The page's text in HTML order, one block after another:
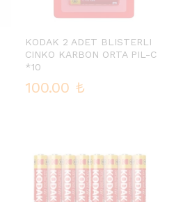
KODAK 2 ADET BLISTERLI
CINKO KARBON ORTA PIL-C
*10
100.00 ₺